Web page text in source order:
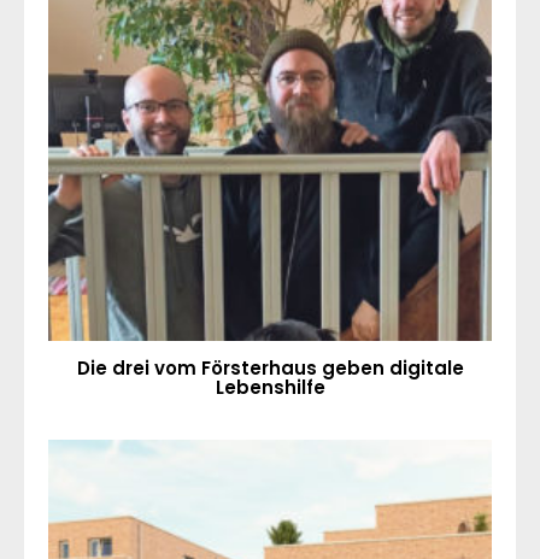
Die drei vom Försterhaus geben digitale
Lebenshilfe